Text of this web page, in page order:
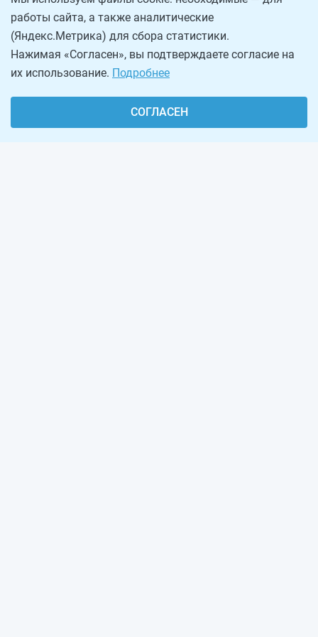
работы сайта, а также аналитические
(Яндекс.Метрика) для сбора статистики.
Нажимая «Согласен», вы подтверждаете согласие на
их использование. Подробнее
СОГЛАСЕН